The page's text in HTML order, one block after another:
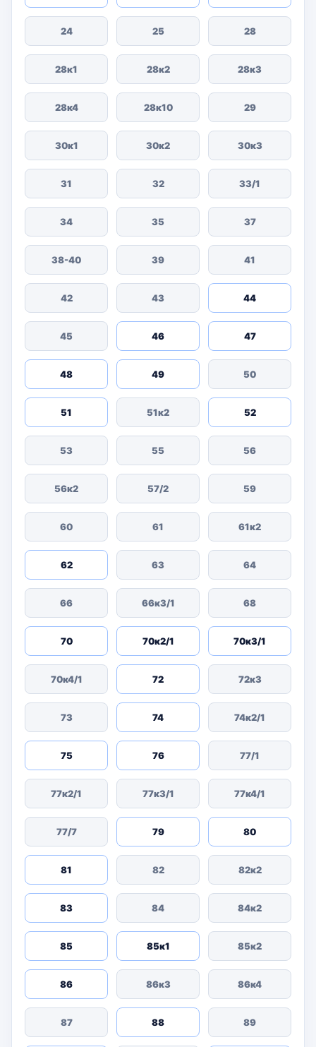
24 25 28
28к1 28к2 28к3
28к4 28к10 29
30к1 30к2 30к3
31 32 33/1
34 35 37
38-40 39 41
42 43 44
45 46 47
48 49 50
51 51к2 52
53 55 56
56к2 57/2 59
60 61 61к2
62 63 64
66 66к3/1 68
70 70к2/1 70к3/1
70к4/1 72 72к3
73 74 74к2/1
75 76 77/1
77к2/1 77к3/1 77к4/1
77/7 79 80
81 82 82к2
83 84 84к2
85 85к1 85к2
86 86к3 86к4
87 88 89